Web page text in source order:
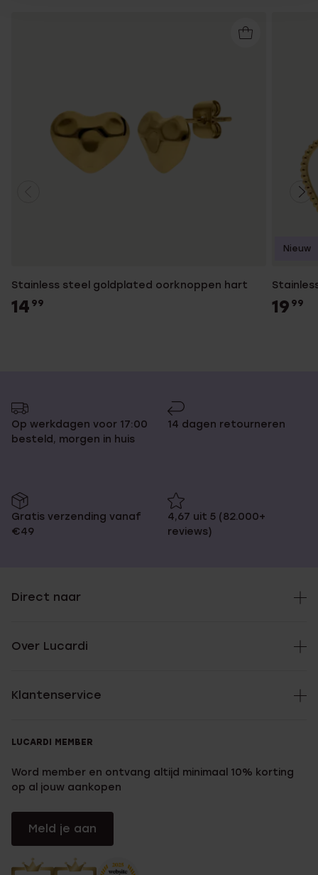
Stainless steel goldplated oorknoppen hart
14 99 19 99
Nieuw
Op werkdagen voor 17:00
besteld, morgen in huis
14 dagen retourneren
Gratis verzending vanaf
€49
4,67 uit 5 (82.000+
reviews)
Direct naar
Over Lucardi
Klantenservice
LUCARDI MEMBER
Word member en ontvang altijd minimaal 10% korting
op al jouw aankopen
Meld je aan